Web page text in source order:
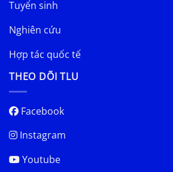
Tuyển sinh
Nghiên cứu
Hợp tác quốc tế
THEO DÕI TLU
Facebook
Instagram
Youtube